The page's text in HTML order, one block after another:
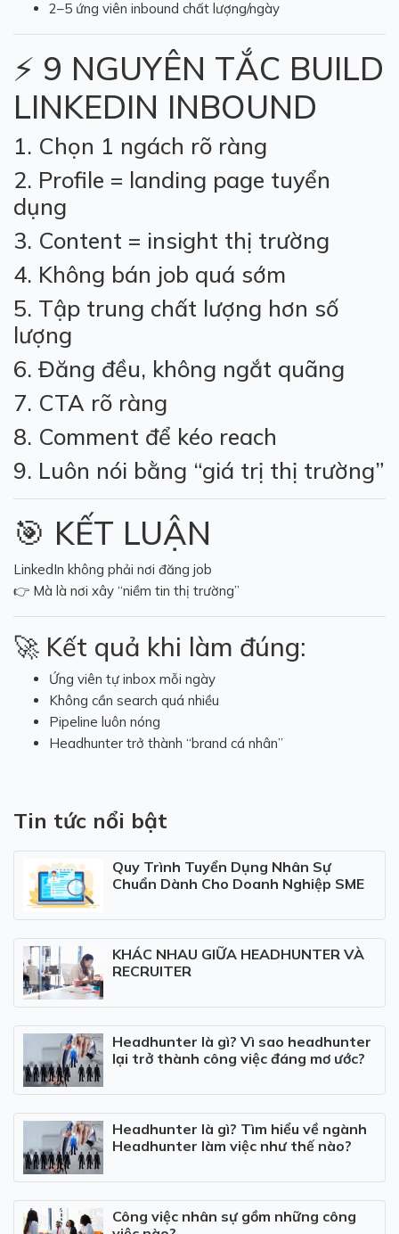
2–5 ứng viên inbound chất lượng/ngày
⚡ 9 NGUYÊN TẮC BUILD
LINKEDIN INBOUND
1. Chọn 1 ngách rõ ràng
2. Profile = landing page tuyển
dụng
3. Content = insight thị trường
4. Không bán job quá sớm
5. Tập trung chất lượng hơn số
lượng
6. Đăng đều, không ngắt quãng
7. CTA rõ ràng
8. Comment để kéo reach
9. Luôn nói bằng “giá trị thị trường”
🎯 KẾT LUẬN
LinkedIn không phải nơi đăng job
👉 Mà là nơi xây “niềm tin thị trường”
🚀 Kết quả khi làm đúng:
Ứng viên tự inbox mỗi ngày
Không cần search quá nhiều
Pipeline luôn nóng
Headhunter trở thành “brand cá nhân”
Tin tức nổi bật
Quy Trình Tuyển Dụng Nhân Sự
Chuẩn Dành Cho Doanh Nghiệp SME
KHÁC NHAU GIỮA HEADHUNTER VÀ
RECRUITER
Headhunter là gì? Vì sao headhunter
lại trở thành công việc đáng mơ ước?
Headhunter là gì? Tìm hiểu về ngành
Headhunter làm việc như thế nào?
Công việc nhân sự gồm những công